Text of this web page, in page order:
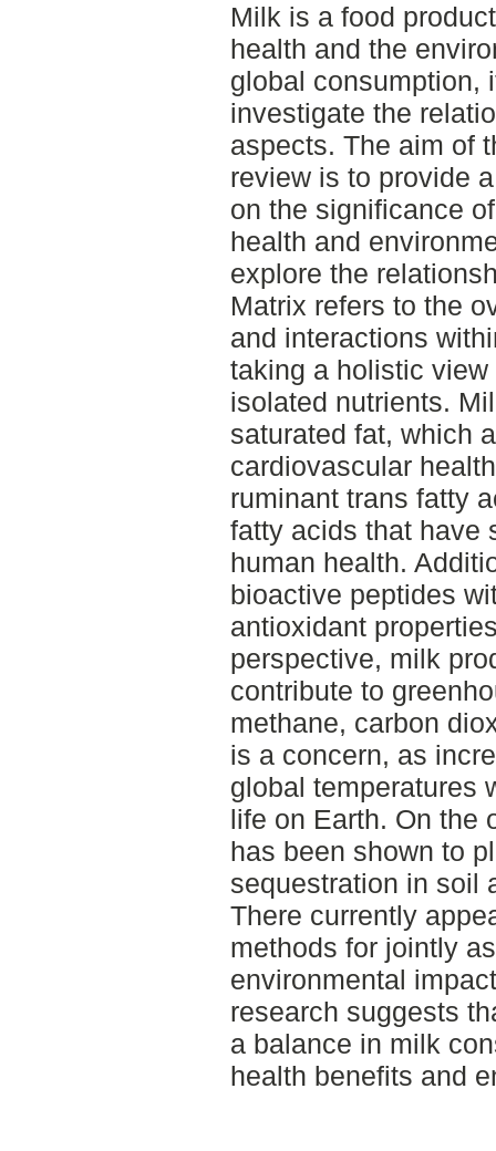
Milk is a food
health and the
global consumption,
investigate the
aspects. The aim of
review is to provide
on the significance
health and
explore the
Matrix refers to the
and interactions
taking a holistic
isolated nutrients.
saturated fat, which
cardiovascular
ruminant trans fatty
fatty acids that have
human health.
bioactive peptides
antioxidant
perspective, milk
contribute to
methane, carbon
is a concern, as
global temperatures
life on Earth. On the
has been shown to
sequestration in soil
There currently
methods for jointly
environmental
research suggests
a balance in milk
health benefits and